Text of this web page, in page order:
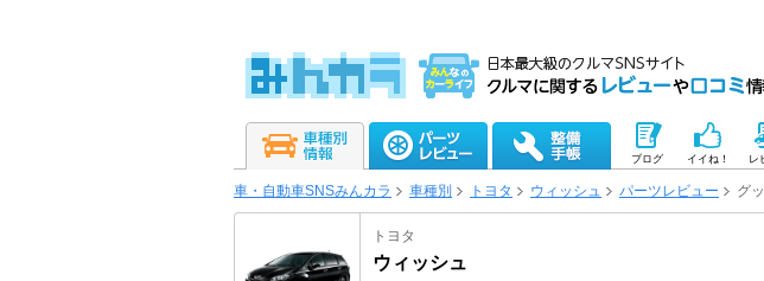
ブログ イイね！ レ
車・自動車SNSみんカラ 車種別 トヨタ ウィッシュ パーツレビュー グ
トヨタ
ウィッシュ